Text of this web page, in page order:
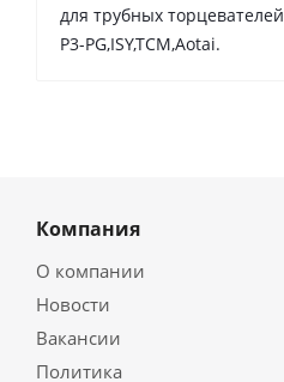
для трубных торцевателей
P3-PG,ISY,TCM,Aotai.
Компания
О компании
Новости
Вакансии
Политика